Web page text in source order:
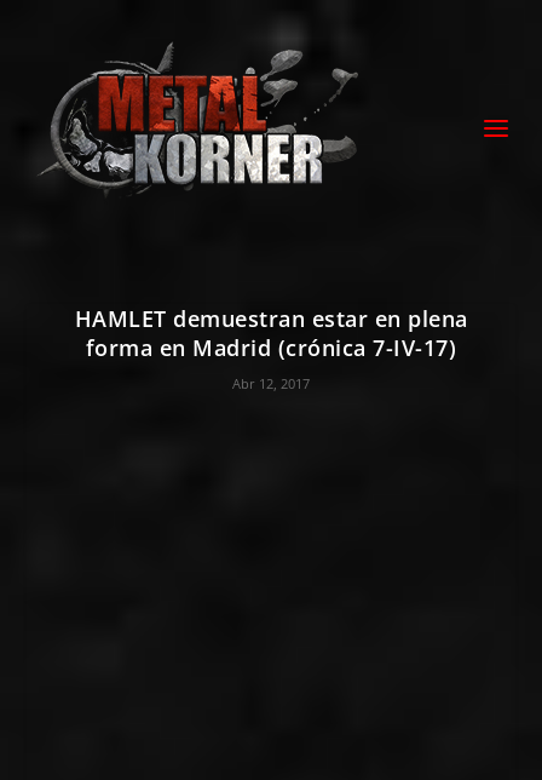
HAMLET demuestran estar en plena
forma en Madrid (crónica 7-IV-17)
Abr 12, 2017